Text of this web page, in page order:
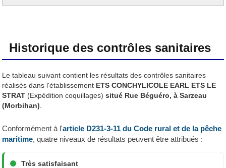
Historique des contrôles sanitaires
Le tableau suivant contient les résultats des contrôles sanitaires
réalisés dans l'établissement ETS CONCHYLICOLE EARL ETS LE
STRAT (Expédition coquillages) situé Rue Béguéro, à Sarzeau
(Morbihan)
Conformément à l'article D231-3-11 du Code rural et de la pêche
maritime, quatre niveaux de résultats peuvent être attribués :
Très satisfaisant